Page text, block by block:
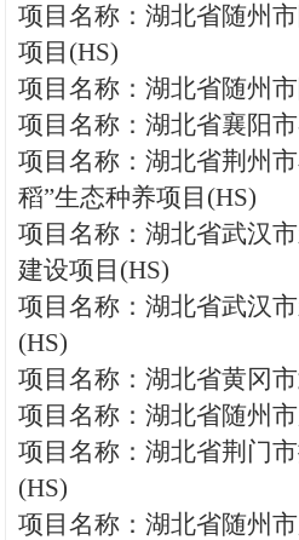
项目名称：湖北省随州
项目(HS)
项目名称：湖北省随州
项目名称：湖北省襄阳
项目名称：湖北省荆州
稻”生态种养项目(HS)
项目名称：湖北省武汉
建设项目(HS)
项目名称：湖北省武汉
(HS)
项目名称：湖北省黄冈
项目名称：湖北省随州
项目名称：湖北省荆门
(HS)
项目名称：湖北省随州